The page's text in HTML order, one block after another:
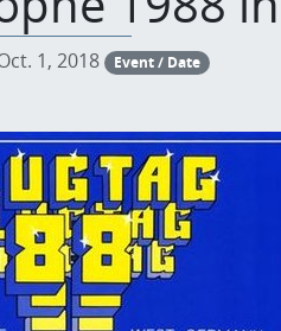
1, 2018 Event / Date